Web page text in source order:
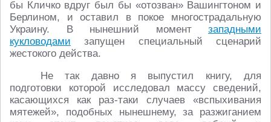
бы Кличко вдруг был бы «отозван» Вашингтоном и
Берлином, и оставил в покое многострадальную
Украину. В нынешний момент западными
кукловодами запущен специальный сценарий
жестокого действа.
Не так давно я выпустил книгу, для
подготовки которой исследовал массу сведений,
касающихся как раз-таки случаев «вспыхивания
мятежей», подобных нынешнему, за разжиганием